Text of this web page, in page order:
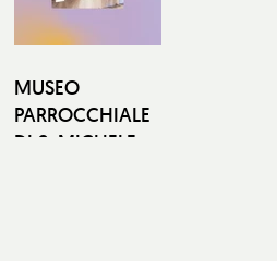
MUSEO
PARROCCHIALE
DI S. MICHELE